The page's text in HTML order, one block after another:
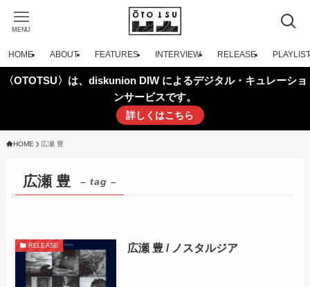
MENU
HOME ABOUT FEATURES INTERVIEW RELEASE PLAYLIST
〈OTOTSU〉は、diskunion DIW によるデジタル・キュレーショ
ンサービスです。
詳しくはこちら
HOME 広瀬 豊
広瀬 豊 – tag –
RELEASE 広瀬 豊 / ノスタルジア